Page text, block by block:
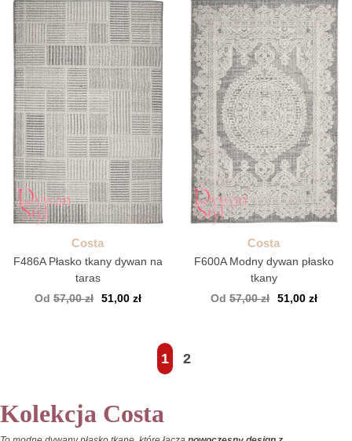
Costa
F486A Płasko tkany dywan na
taras
Od 57,00 zł 51,00 zł
Costa
F600A Modny dywan płasko
tkany
Od 57,00 zł 51,00 zł
1 2
Kolekcja Costa